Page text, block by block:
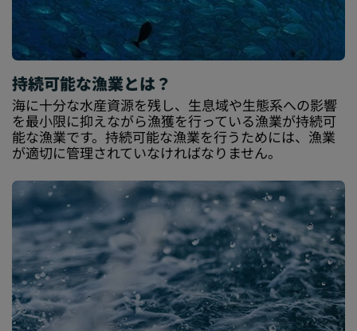
持続可能な漁業とは？
海に十分な水産資源を残し、生息域や生態系への影響
を最小限に抑えながら漁獲を行っている漁業が持続可
能な漁業です。持続可能な漁業を行うためには、漁業
が適切に管理されていなければなりません。